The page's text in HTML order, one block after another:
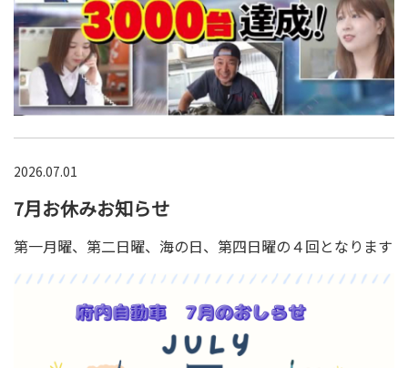
2026.07.01
7月お休みお知らせ
第一月曜、第二日曜、海の日、第四日曜の４回となります